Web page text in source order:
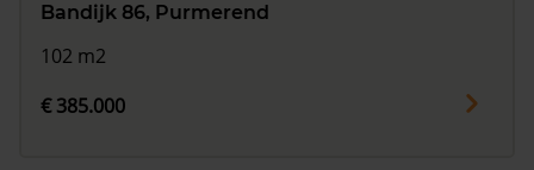
Bandijk 86, Purmerend
102 m2
€ 385.000